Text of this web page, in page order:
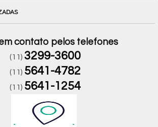
contato pelos telefones
(11) 3299-3600
(11) 5641-4782
(11) 5641-1254